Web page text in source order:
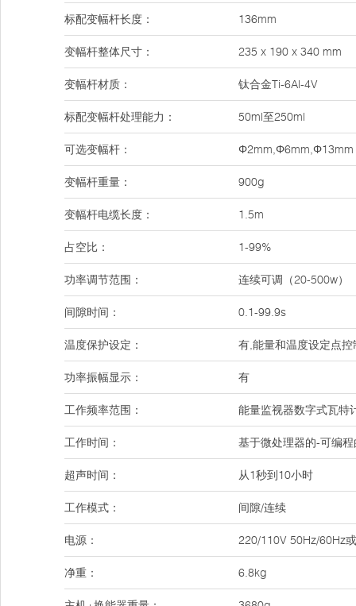
标配变幅杆长度： 136mm
变幅杆整体尺寸： 235 x 190 x 340 mm
变幅杆材质： 钛合金Ti-6Al-4V
标配变幅杆处理能力： 50ml至250ml
可选变幅杆： Φ2mm,Φ6mm,Φ13mm
变幅杆重量： 900g
变幅杆电缆长度： 1.5m
占空比： 1-99%
功率调节范围： 连续可调（20-500w）
间隙时间： 0.1-99.9s
温度保护设定： 有,能量和温度设定点
功率振幅显示： 有
工作频率范围： 能量监视器数字式瓦特
工作时间： 基于微处理器的-可编
超声时间： 从1秒到10小时
工作模式： 间隙/连续
电源： 220/110V 50Hz/60Hz
净重： 6.8kg